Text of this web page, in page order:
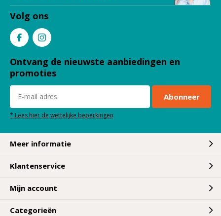
Volg ons
Ontvang de nieuwste aanbiedingen en
promoties
Abonneer
* Lees hier de wettelijke beperkingen
Meer informatie
Klantenservice
Mijn account
Categorieën